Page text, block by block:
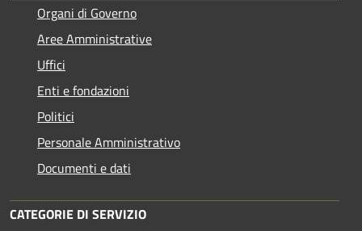
Organi di Governo
Aree Amministrative
Uffici
Enti e fondazioni
Politici
Personale Amministrativo
Documenti e dati
CATEGORIE DI SERVIZIO